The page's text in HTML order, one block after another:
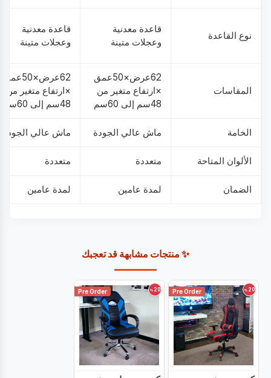
نوع القاعدة
قاعدة معدنية
وعجلات متينة
قاعدة معدنية
وعجلات متينة
المقاسات
62عرض×50عمق
×ارتفاع متغير من
48سم إلى 60سم
62عرض×50عمق
×ارتفاع متغير من
48سم إلى 60سم
الخامة ماش عالي الجودة ماش عالي الجودة
الألوان المتاحة متعددة متعددة
الضمان لمدة عامين لمدة عامين
✨ منتجات مشابهة قد تعجبك
20
%
Pre Order
20
%
Pre Order